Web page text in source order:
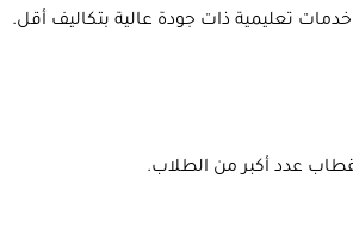
تعليمية ذات جودة عالية بتكاليف أقل.